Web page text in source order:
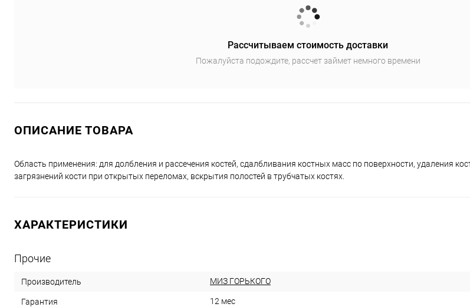
Рассчитываем стоимость доставки
Пожалуйста подождите, рассчет займет немного времени
ОПИСАНИЕ ТОВАРА
Область применения: для долбления и рассечения костей, сдалбливания костных масс по поверхности, удаления
загрязнений кости при открытых переломах, вскрытия полостей в трубчатых костях.
ХАРАКТЕРИСТИКИ
Прочие
Производитель МИЗ ГОРЬКОГО
Гарантия 12 мес